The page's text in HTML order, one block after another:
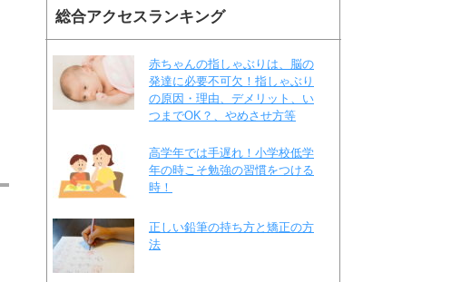
総合アクセスランキング
赤ちゃんの指しゃぶりは、脳の
発達に必要不可欠！指しゃぶり
の原因・理由、デメリット、い
つまでOK？、やめさせ方等
高学年では手遅れ！小学校低学
年の時こそ勉強の習慣をつける
時！
正しい鉛筆の持ち方と矯正の方
法